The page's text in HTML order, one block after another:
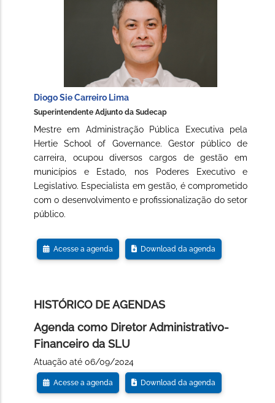
Diogo Sie Carreiro Lima
Superintendente Adjunto da Sudecap
Mestre em Administração Pública Executiva pela
Hertie School of Governance. Gestor público de
carreira, ocupou diversos cargos de gestão em
municípios e Estado, nos Poderes Executivo e
Legislativo. Especialista em gestão, é comprometido
com o desenvolvimento e profissionalização do setor
público.
Acesse a agenda Download da agenda
HISTÓRICO DE AGENDAS
Agenda como Diretor Administrativo-
Financeiro da SLU
Atuação até 06/09/2024
Acesse a agenda Download da agenda